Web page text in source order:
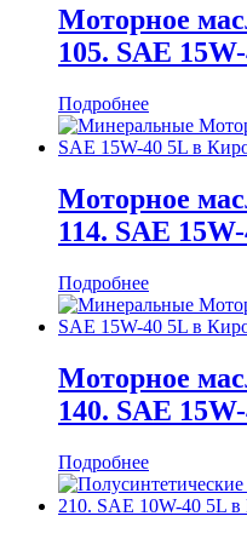
Моторное
105. SAE
Подробнее
Моторное
114. SAE
Подробнее
Моторное
140. SAE
Подробнее